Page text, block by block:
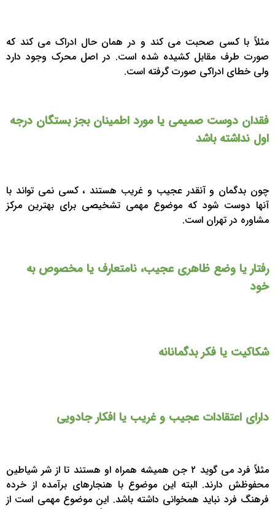
مثلاً با کسی صحبت می کند و در همان حال ادراک می کند که
صورت طرف مقابل کشیده شده است. در اصل محرک وجود دارد
ولی خطای ادراکی صورت گرفته است.
فقدان دوست صمیمی یا مورد اطمینان بجز بستگان درجه
اول نداشته باشد
چون بدگمان و آنقدر عجیب و غریب هستند ، کسی نمی تواند با
آنها دوست شود که موضوع مهمی تشخیصی برای بهترین مرکز
مشاوره در تهران است.
رفتار یا وضع ظاهری عجیب، نامتعارف یا مخصوص به
خود
شکاکیت یا فکر بدگمانانه
دارای اعتقادات عجیب و غریب یا افکار جادویی
مثلاً فرد می گوید ۲ جن همیشه همراه او هستند تا از شر شیاطین
محفوظش دارند. البته این موضوع با هنجارهای برآمده از خرده
فرهنگ فرد نباید همخوانی داشته باشد. این موضوع مهمی است از